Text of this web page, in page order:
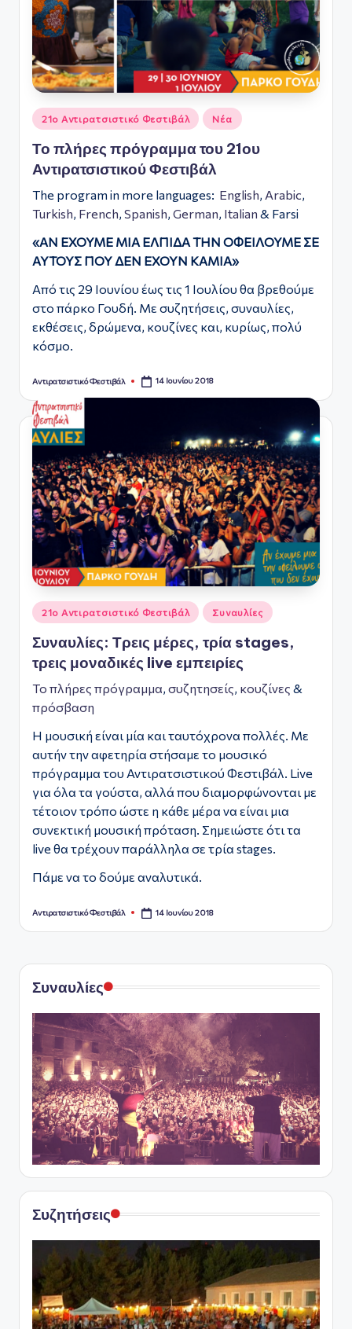
ό
Φ
ε
σ
τι
β
ά
λ
θ
ή
ν
α
ς
Αναρτήθηκε
σε
21ο Αντιρατσιστικό Φεστιβάλ Νέα
Το πλήρες πρόγραμμα του 21ου
Αντιρατσιστικού Φεστιβάλ
The program in more languages: English, Arabic,
Turkish, French, Spanish, German, Italian & Farsi
«ΑΝ ΕΧΟΥΜΕ ΜΙΑ ΕΛΠΙΔΑ ΤΗΝ ΟΦΕΙΛΟΥΜΕ ΣΕ
ΑΥΤΟΥΣ ΠΟΥ ΔΕΝ ΕΧΟΥΝ ΚΑΜΙΑ»
Από τις 29 Ιουνίου έως τις 1 Ιουλίου θα βρεθούμε
στο πάρκο Γουδή. Με συζητήσεις, συναυλίες,
εκθέσεις, δρώμενα, κουζίνες και, κυρίως, πολύ
κόσμο.
Συγγραφέας:
Αντιρατσιστικό Φεστιβάλ 14 Ιουνίου 2018
Αναρτήθηκε
σε
21ο Αντιρατσιστικό Φεστιβάλ Συναυλίες
Συναυλίες: Τρεις μέρες, τρία stages,
τρεις μοναδικές live εμπειρίες
Το πλήρες πρόγραμμα, συζητησείς, κουζίνες &
πρόσβαση
Η μουσική είναι μία και ταυτόχρονα πολλές. Με
αυτήν την αφετηρία στήσαμε το μουσικό
πρόγραμμα του Αντιρατσιστικού Φεστιβάλ. Live
για όλα τα γούστα, αλλά που διαμορφώνονται με
τέτοιον τρόπο ώστε η κάθε μέρα να είναι μια
συνεκτική μουσική πρόταση. Σημειώστε ότι τα
live θα τρέχουν παράλληλα σε τρία stages.
Πάμε να το δούμε αναλυτικά.
Συγγραφέας:
Αντιρατσιστικό Φεστιβάλ 14 Ιουνίου 2018
Συναυλίες
Συζητήσεις